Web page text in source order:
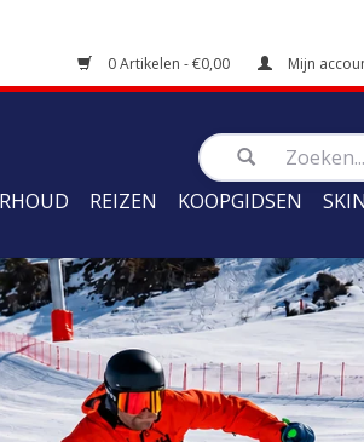
0 Artikelen - €0,00 Mijn
REIZEN KOOPGIDSEN